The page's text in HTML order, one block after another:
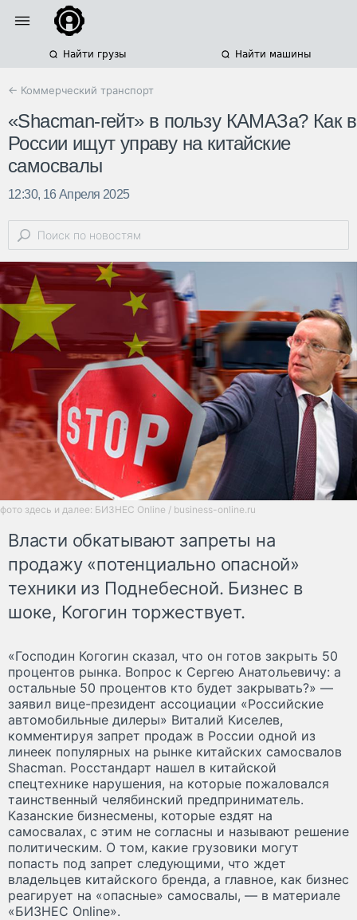
Найти грузы Найти машины
← Коммерческий транспорт
«Shacman-гейт» в пользу КАМАЗа? Как в
России ищут управу на китайские
самосвалы
12:30, 16 Апреля 2025
фото здесь и далее: БИЗНЕС Online / business-online.ru
Власти обкатывают запреты на
продажу «потенциально опасной»
техники из Поднебесной. Бизнес в
шоке, Когогин торжествует.
«Господин Когогин сказал, что он готов закрыть 50
процентов рынка. Вопрос к Сергею Анатольевичу: а
остальные 50 процентов кто будет закрывать?» —
заявил вице-президент ассоциации «Российские
автомобильные дилеры» Виталий Киселев,
комментируя запрет продаж в России одной из
линеек популярных на рынке китайских самосвалов
Shacman. Росстандарт нашел в китайской
спецтехнике нарушения, на которые пожаловался
таинственный челябинский предприниматель.
Казанские бизнесмены, которые ездят на
самосвалах, с этим не согласны и называют решение
политическим. О том, какие грузовики могут
попасть под запрет следующими, что ждет
владельцев китайского бренда, а главное, как бизнес
реагирует на «опасные» самосвалы, — в материале
«БИЗНЕС Online».